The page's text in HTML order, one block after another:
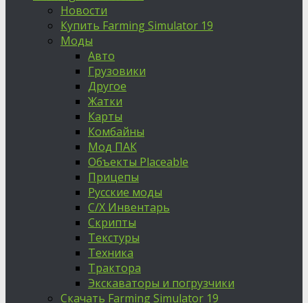
Новости
Купить Farming Simulator 19
Моды
Авто
Грузовики
Другое
Жатки
Карты
Комбайны
Мод ПАК
Объекты Placeable
Прицепы
Русские моды
С/Х Инвентарь
Скрипты
Текстуры
Техника
Трактора
Экскаваторы и погрузчики
Скачать Farming Simulator 19